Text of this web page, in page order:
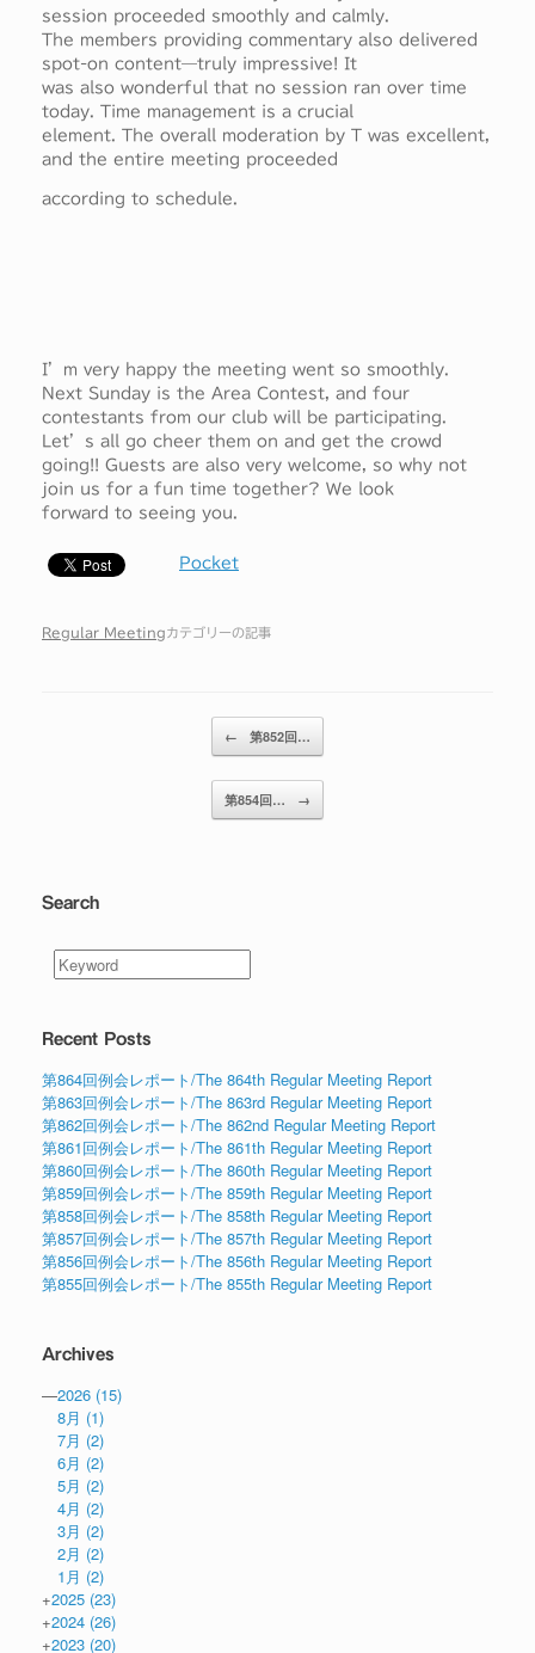
session proceeded smoothly and calmly.
The members providing commentary also delivered
spot-on content—truly impressive! It
was also wonderful that no session ran over time
today. Time management is a crucial
element. The overall moderation by T was excellent,
and the entire meeting proceeded
according to schedule.
I’m very happy the meeting went so smoothly.
Next Sunday is the Area Contest, and four
contestants from our club will be participating.
Let’s all go cheer them on and get the crowd
going!! Guests are also very welcome, so why not
join us for a fun time together? We look
forward to seeing you.
Pocket
Regular Meetingカテゴリーの記事
← 第852回…
第854回… →
Search
Recent Posts
第864回例会レポート/The 864th Regular Meeting Report
第863回例会レポート/The 863rd Regular Meeting Report
第862回例会レポート/The 862nd Regular Meeting Report
第861回例会レポート/The 861th Regular Meeting Report
第860回例会レポート/The 860th Regular Meeting Report
第859回例会レポート/The 859th Regular Meeting Report
第858回例会レポート/The 858th Regular Meeting Report
第857回例会レポート/The 857th Regular Meeting Report
第856回例会レポート/The 856th Regular Meeting Report
第855回例会レポート/The 855th Regular Meeting Report
Archives
—2026 (15)
8月 (1)
7月 (2)
6月 (2)
5月 (2)
4月 (2)
3月 (2)
2月 (2)
1月 (2)
+2025 (23)
+2024 (26)
+2023 (20)